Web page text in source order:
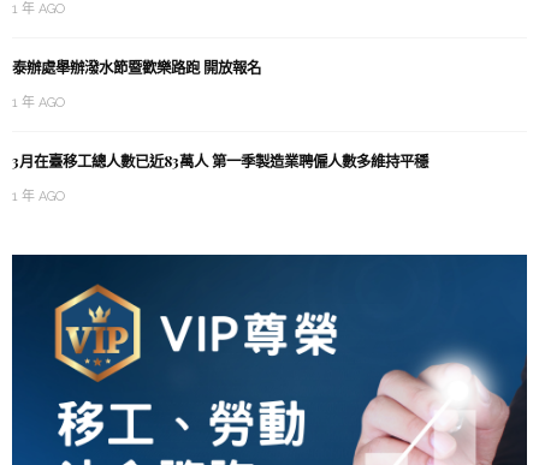
1 年 AGO
泰辦處舉辦潑水節暨歡樂路跑 開放報名
1 年 AGO
3月在臺移工總人數已近83萬人 第一季製造業聘僱人數多維持平穩
1 年 AGO